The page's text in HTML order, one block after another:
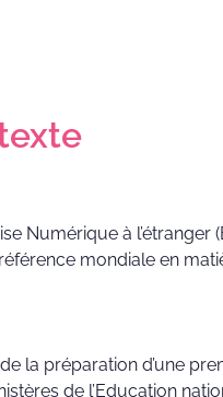
Numérique à
mondiale en
la préparation d’une
de l’Education